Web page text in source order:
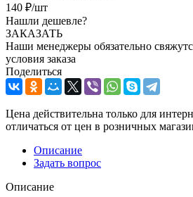
140 ₽/шт
Нашли дешевле?
ЗАКАЗАТЬ
Наши менеджеры обязательно
условия заказа
Поделиться
Цена действительна только для
отличаться от цен в розничных
Описание
Задать вопрос
Описание